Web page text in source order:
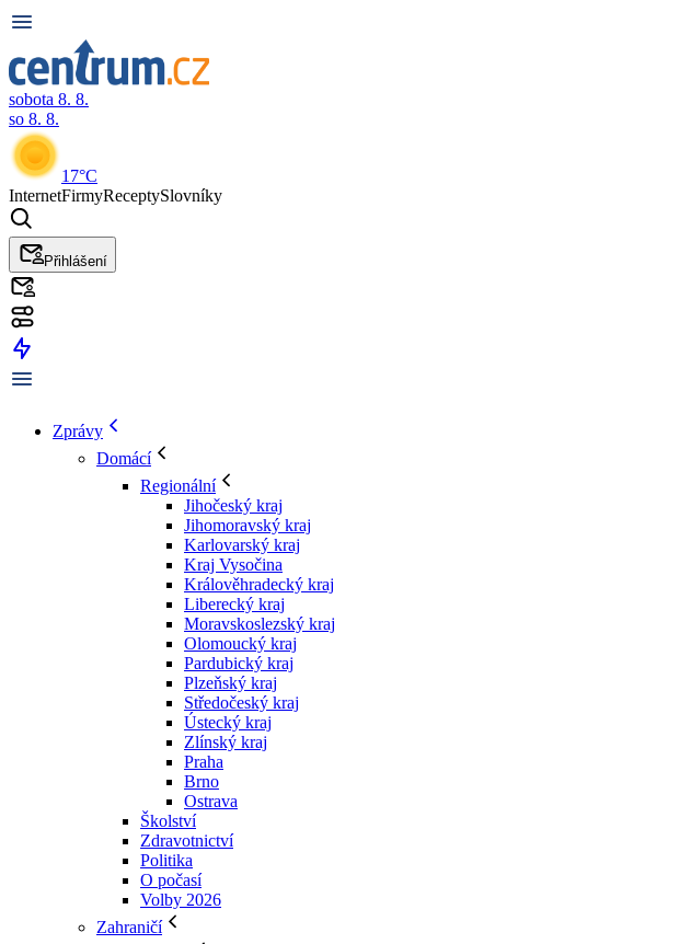
sobota 8. 8.
so 8. 8.
17°C
InternetFirmyReceptySlovníky
Přihlášení
Zprávy
Domácí
Regionální
Jihočeský kraj
Jihomoravský kraj
Karlovarský kraj
Kraj Vysočina
Králověhradecký kraj
Liberecký kraj
Moravskoslezský kraj
Olomoucký kraj
Pardubický kraj
Plzeňský kraj
Středočeský kraj
Ústecký kraj
Zlínský kraj
Praha
Brno
Ostrava
Školství
Zdravotnictví
Politika
O počasí
Volby 2026
Zahraničí